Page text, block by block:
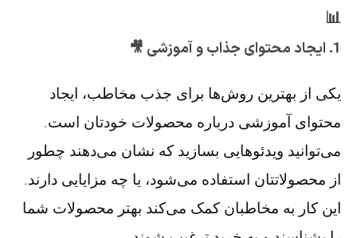
📊
1. ایجاد محتوای جذاب و آموزشی 🎥
یکی از بهترین روش‌ها برای جذب مخاطب، ایجاد
محتوای آموزشی درباره محصولات خودتان است.
می‌توانید ویدئوهایی بسازید که نشان می‌دهند چطور
از محصولاتتان استفاده می‌شود، یا چه مزایایی دارند.
این کار به مخاطبان کمک می‌کند بهتر محصولات شما